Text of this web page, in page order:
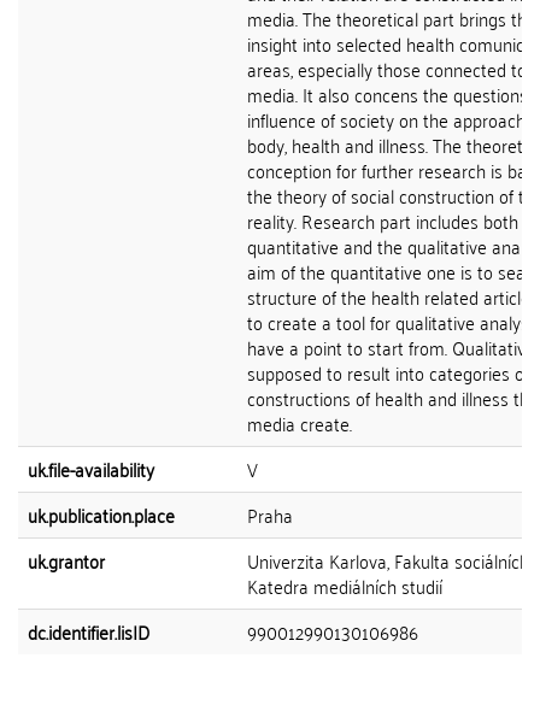
media. The theoretical part brings the
insight into selected health
areas, especially those connected to
media. It also concens the questions
influence of society on the approach
body, health and illness. The
conception for further research is
the theory of social construction of
reality. Research part includes both
quantitative and the qualitative
aim of the quantitative one is to
structure of the health related
to create a tool for qualitative
have a point to start from.
supposed to result into categories of
constructions of health and illness the
media create.
uk.file-availability
V
uk.publication.place
Praha
uk.grantor
Univerzita Karlova, Fakulta sociálních
Katedra mediálních studií
dc.identifier.lisID
990012990130106986